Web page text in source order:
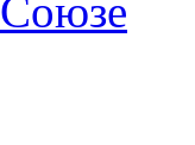
Союзе